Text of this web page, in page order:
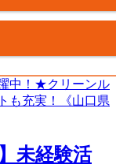
未経験活